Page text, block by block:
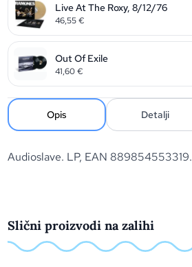
Live At The Roxy, 8/12/76
46,55€
Out Of Exile
41,60€
Opis Detalji
Audioslave. LP, EAN 889854553319.
Slični proizvodi na zalihi